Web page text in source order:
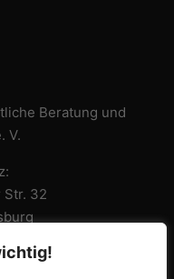
Beratung und
V.
Str. 32